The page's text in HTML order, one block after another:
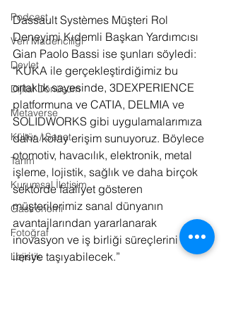
Podcast
Veri Madenciliği
Devlet
Dijital Dönüşüm
Metaverse
Kültür / Sanat
Tarım
Kurumsal İletişim
Gastronomi
Fotoğraf
Lojistik
Dassault Systèmes Müşteri Rol
Deneyimi Kıdemli Başkan Yardımcısı
Gian Paolo Bassi ise şunları söyledi:
"KUKA ile gerçekleştirdiğimiz bu
ortaklık sayesinde, 3DEXPERIENCE
platformuna ve CATIA, DELMIA ve
SOLIDWORKS gibi uygulamalarımıza
daha kolay erişim sunuyoruz. Böylece
otomotiv, havacılık, elektronik, metal
işleme, lojistik, sağlık ve daha birçok
sektörde faaliyet gösteren
müşterilerimiz sanal dünyanın
avantajlarından yararlanarak
inovasyon ve iş birliği süreçlerini
ileriye taşıyabilecek.”